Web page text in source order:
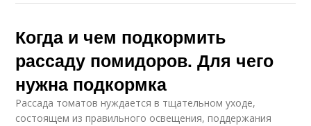
Когда и чем подкормить
рассаду помидоров. Для чего
нужна подкормка
Рассада томатов нуждается в тщательном уходе,
состоящем из правильного освещения, поддержания